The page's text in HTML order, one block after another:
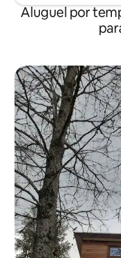
Aluguel por